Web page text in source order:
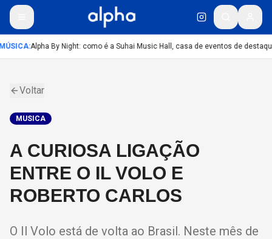
:Alpha By Night: como é a Suhai Music Hall, casa de eventos de
Voltar
MUSICA
A CURIOSA LIGAÇÃO
ENTRE O IL VOLO E
ROBERTO CARLOS
O Il Volo está de volta ao Brasil. Neste mês de